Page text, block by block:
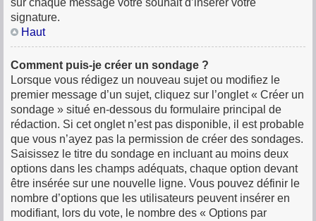
signature.
Haut
Comment puis-je créer un sondage ?
Lorsque vous rédigez un nouveau sujet ou modifiez le
premier message d’un sujet, cliquez sur l’onglet « Créer un
sondage » situé en-dessous du formulaire principal de
rédaction. Si cet onglet n’est pas disponible, il est probable
que vous n’ayez pas la permission de créer des sondages.
Saisissez le titre du sondage en incluant au moins deux
options dans les champs adéquats, chaque option devant
être insérée sur une nouvelle ligne. Vous pouvez définir le
nombre d’options que les utilisateurs peuvent insérer en
modifiant, lors du vote, le nombre des « Options par